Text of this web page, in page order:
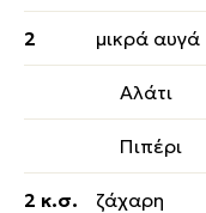
2 μικρά αυγά
Αλάτι
Πιπέρι
2 κ.σ. ζάχαρη